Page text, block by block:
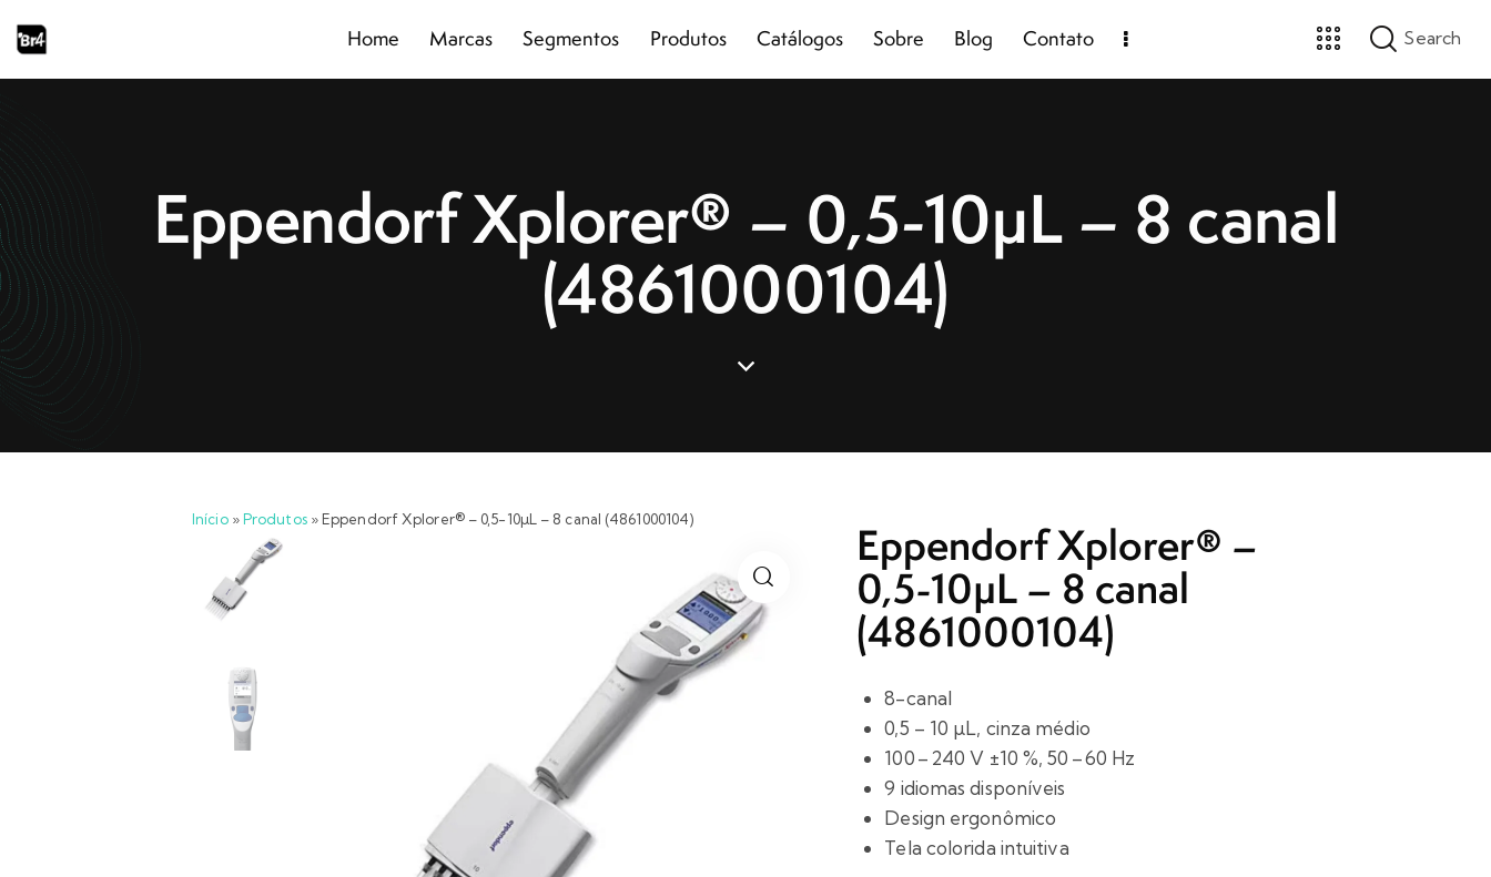
Home Marcas Segmentos Produtos Catálogos Sobre Blog Contato
Eppendorf Xplorer® – 0,5-10µL – 8 canal
(4861000104)
Marcas
Sobre
Blog
Contato
Início»Produtos» Eppendorf Xplorer® – 0,5-10µL – 8 canal (4861000104) Eppendorf Xplorer® –
0,5-10µL – 8 canal
(4861000104)
8-canal
0,5 – 10 µL, cinza médio
100 – 240 V ±10 %, 50 – 60 Hz
9 idiomas disponíveis
Design ergonômico
Tela colorida intuitiva